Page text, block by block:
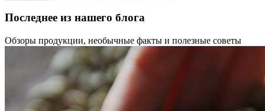
Последнее из нашего блога
Обзоры продукции, необычные факты и полезные советы